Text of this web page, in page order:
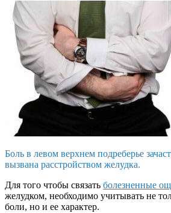
Боль в левом верхнем подреберье
вызвана расстройством желудка.
Для того чтобы связать болезненные
желудком, необходимо учитывать не
боли, но и ее характер.